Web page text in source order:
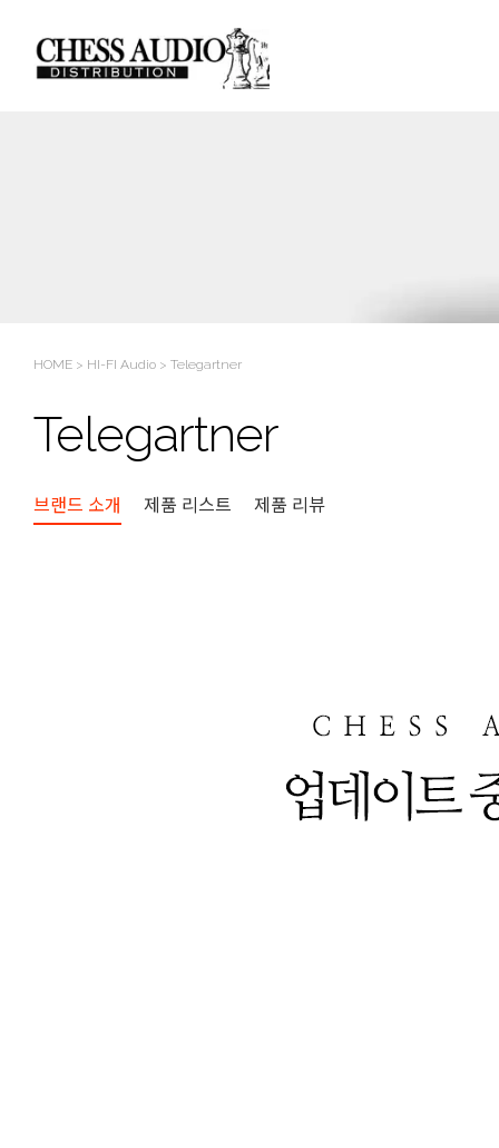
HOME > HI-FI Audio > Telegartner
Telegartner
브랜드 소개 제품 리스트 제품 리뷰